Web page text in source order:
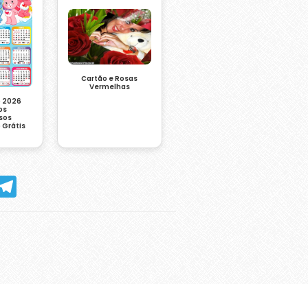
2026
Grátis
Cartão e Rosas
Vermelhas
Telegram